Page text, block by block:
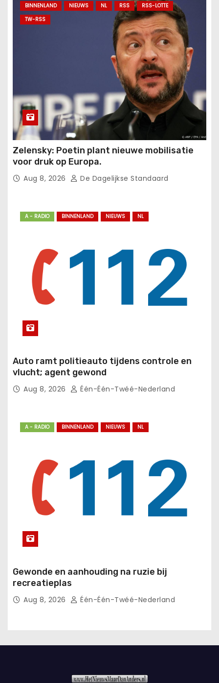
BINNENLAND NIEUWS NL RSS
RSS-LOTTE
TW-RSS
Zelensky: Poetin plant nieuwe mobilisatie
voor druk op Europa.
Aug 8, 2026 De Dagelijkse Standaard
A - RADIO BINNENLAND NIEUWS NL
Auto ramt politieauto tijdens controle en
vlucht; agent gewond
Aug 8, 2026 Één-Één-Twéé-Nederland
A - RADIO BINNENLAND NIEUWS NL
Gewonde en aanhouding na ruzie bij
recreatieplas
Aug 8, 2026 Één-Één-Twéé-Nederland